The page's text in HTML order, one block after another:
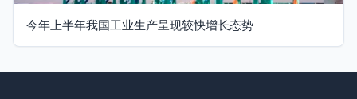
今年上半年我国工业生产呈现较快增长态势